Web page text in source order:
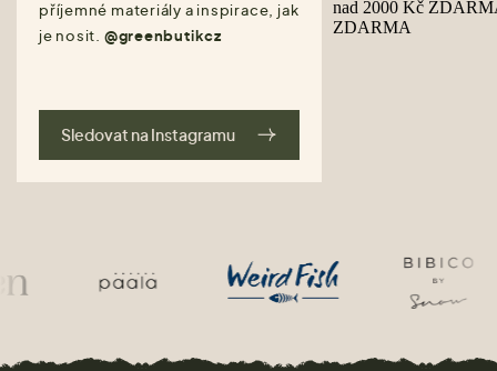
příjemné materiály a inspirace, jak
je nosit. @greenbutikcz
Sledovat na Instagramu